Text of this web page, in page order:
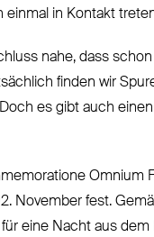
einmal in Kontakt
nahe, dass
finden wir
es gibt auch
Omnium
November fest.
eine Nacht aus dem